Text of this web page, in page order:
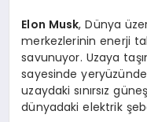
Elon Musk, Dünya
merkezlerinin enerji
savunuyor. Uzaya
sayesinde
uzaydaki sınırsız
dünyadaki elektrik